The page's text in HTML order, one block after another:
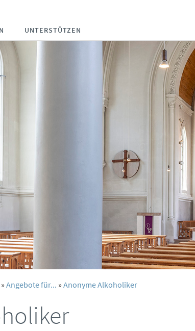
UNTERSTÜTZEN
» Angebote für... » Anonyme Alkoholiker